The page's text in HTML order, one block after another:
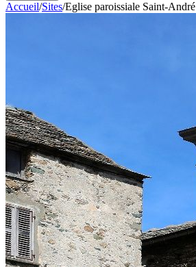
Accueil/Sites/Eglise paroissiale Saint-André